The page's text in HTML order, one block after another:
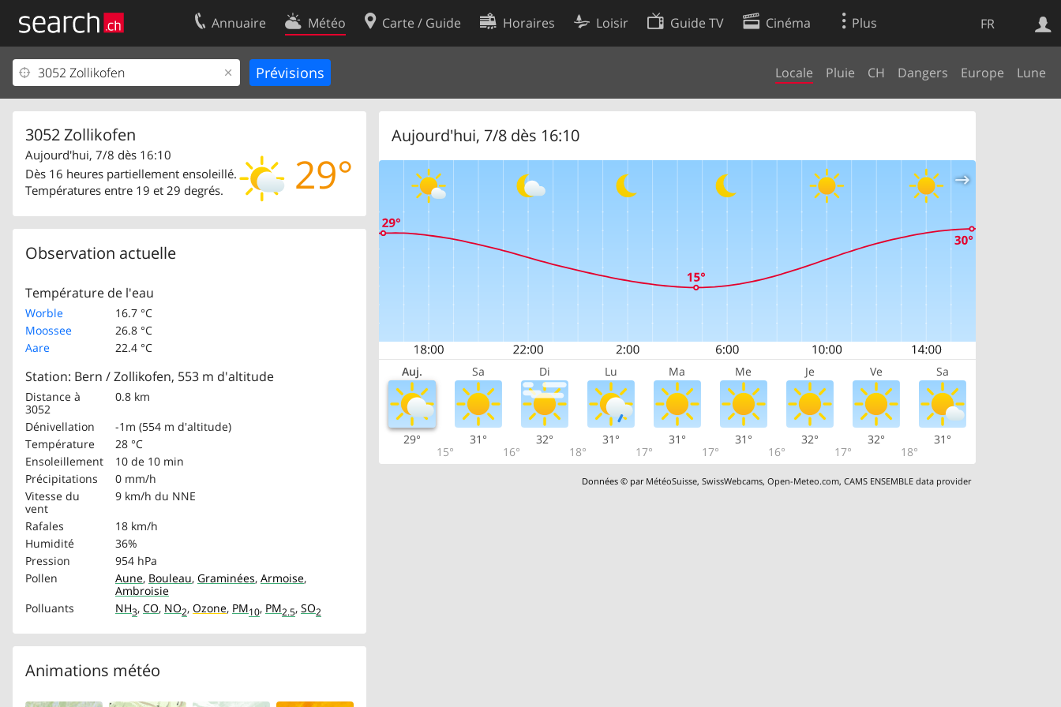
FR
Annuaire Météo Carte / Guide Horaires Loisir Guide TV Cinéma Plus
Locale Pluie CH Dangers Europe Lune
3052 Zollikofen
29°
Aujourd'hui, 7/8 dès 16:10
Dès 16 heures partiellement ensoleillé.
Températures entre 19 et 29 degrés.
Observation actuelle
Température de l'eau
Worble
16.7 °C
Moossee
26.8 °C
Aare
22.4 °C
Station: Bern / Zollikofen, 553 m d'altitude
Distance à
3052
0.8 km
Dénivellation
-1m (554 m d'altitude)
Température
28 °C
Ensoleillement
10 de 10 min
Précipitations
0 mm/h
Vitesse du
vent
9 km/h du NNE
Rafales
18 km/h
Humidité
36%
Pression
954 hPa
Pollen
Aune, Bouleau, Graminées, Armoise,
Ambroisie
Polluants
NH3, CO, NO2, Ozone, PM10, PM2.5, SO2
Animations météo
Aujourd'hui, 7/8 dès 16:10
Auj. Sa Di Lu Ma Me Je Ve Sa
29°
15°
31°
16°
32°
18°
31°
17°
31°
17°
31°
16°
32°
17°
32°
18°
31°
Données © par MétéoSuisse,SwissWebcams,Open-Meteo.com,CAMS ENSEMBLE data provider
Web
Votre inscription
Centre clients
Mentions Légales
Contact
Conditions d’utilisation
Préférences de cookies